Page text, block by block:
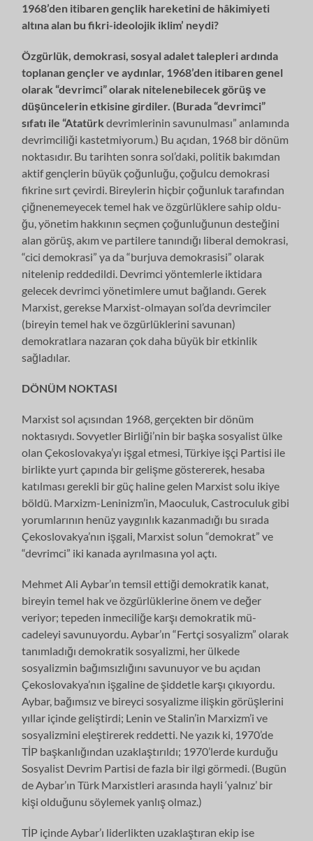
1968’den itibarengençlik hareketini de hâkimiyeti
altına alan bu fikri-ideolojik iklim’ neydi?
Özgürlük, demokrasi, sosyal adalet talepleri ardında
toplanan gençler ve ay­dınlar, 1968’den itibaren genel
olarak “devrimci” olarak nitelenebilecek görüşve
düşüncelerin etkisine girdiler. (Burada “devrimci”
sıfatı ile “Atatürkdevrimlerinin savunulması” anlamında
devrimciliği kastetmiyorum.) Bu açıdan, 1968 bir dönüm
noktasıdır. Bu tarihten sonra sol’daki, politik bakımdan
aktif gençle­rin büyük çoğunluğu, çoğulcu demokrasi
fikrine sırt çevirdi. Bireylerin hiçbir çoğunluk tarafından
çiğnenemeyecek temel hak ve özgürlüklere sahip oldu­
ğu, yönetim hakkının seçmen çoğunluğunun desteğini
alan görüş, akım ve par­tilere tanındığı liberal demokrasi,
“cici demokrasi” ya da “burjuva demokrasisi” olarak
nitelenip reddedildi. Devrimci yöntemlerle iktidara
gelecek devrimci yönetimlere umut bağlandı. Gerek
Marxist, gerekse Marxist-olmayan sol’da dev­rimciler
(bireyin temel hak ve özgürlüklerini savunan)
demokratlara nazaran çok daha büyük bir etkinlik
sağladılar.
DÖNÜM NOKTASI
Marxist sol açısından 1968, gerçekten bir dönüm
noktasıydı. Sovyetler Birli­ği’nin bir başka sosyalist ülke
olan Çekoslovakya’yı işgal etmesi, Türkiye işçi Partisi ile
birlikte yurt çapında bir gelişme göstererek, hesaba
katılması gerekli bir güç haline gelen Marxist solu ikiye
böldü. Marxizm-Leninizm’in, Maoculuk, Castroculuk gibi
yorumlarının henüz yaygınlık kazanmadığı bu sırada
Çekos­lovakya’nın işgali, Marxist solun “demokrat” ve
“devrimci” iki kanada ayrıl­masına yol açtı.
Mehmet Ali Aybar’ın temsil ettiği demokratik kanat,
bireyin temel hak ve öz­gürlüklerine önem ve değer
veriyor; tepeden inmeciliğe karşı demokratik mü­
cadeleyi savunuyordu. Aybar’ın “Fertçi sosyalizm” olarak
tanımladığı demok­ratik sosyalizmi, her ülkede
sosyalizmin bağımsızlığını savunuyor ve bu açıdan
Çekoslovakya’nın işgaline de şiddetle karşı çıkıyordu.
Aybar, bağımsız ve bi­reyci sosyalizme ilişkin görüşlerini
yıllar içinde geliştirdi; Lenin ve Stalin’in Mar­xizm’i ve
sosyalizmini eleştirerek reddetti. Ne yazık ki, 1970’de
TİP başkanlığından uzaklaştırıldı; 1970’lerde kurduğu
Sosyalist Devrim Partisi de fazla bir ilgi görmedi. (Bugün
de Aybar’ın Türk Marxistleri arasında hayli ‘yalnız’ bir
kişi olduğunu söylemek yanlış olmaz.)
TİP içinde Aybar’ı liderlikten uzaklaştıran ekip ise